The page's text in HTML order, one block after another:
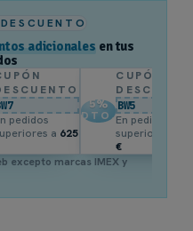
adicionales en tus
pedidos
a 625
5%
DTO.
CUPÓN
BW5
En pedidos
superiores a
€
excepto marcas IMEX y